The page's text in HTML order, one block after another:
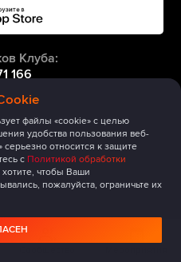
файлы «cookie» с целью
удобства пользования веб-
относится к защите
с Политикой обработки
чтобы Ваши
пожалуйста, ограничьте их
Клуба:
166